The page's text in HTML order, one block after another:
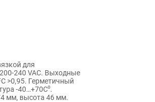
для
240 VAC. Выходные
>0,95. Герметичный
-40…+70C⁰.
мм, высота 46 мм.